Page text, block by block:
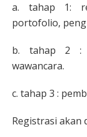
a. tahap 1:
portofolio,
b. tahap 2 :
wawancara.
c. tahap 3 :
Registrasi akan